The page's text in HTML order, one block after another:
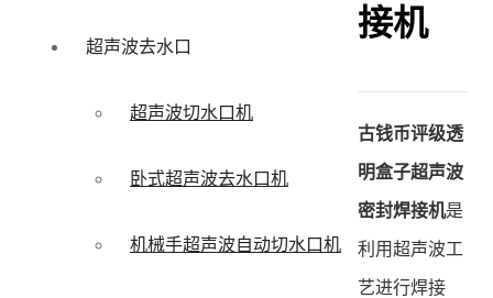
超声波去水口
超声波切水口机
卧式超声波去水口机
机械手超声波自动切水口机
接机
古钱币评级透
明盒子超声波
密封焊接机是
利用超声波工
艺进行焊接